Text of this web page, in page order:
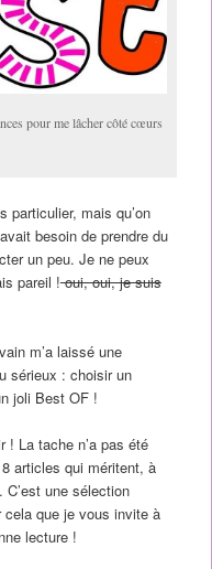
pour me lâcher côté cœurs
particulier, mais qu’on
besoin de prendre du
un peu. Je ne peux
pareil !oui, oui, je suis
m’a laissé une
sérieux : choisir un
joli Best OF !
! La tache n’a pas été
articles qui méritent, à
une sélection
cela que je vous invite à
lecture !